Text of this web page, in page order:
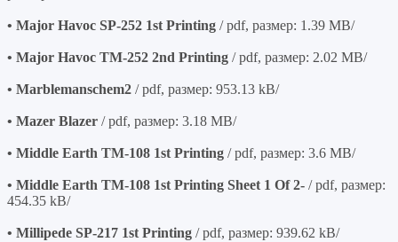
• Major Havoc SP-252 1st Printing / pdf, размер: 1.39 MB/
• Major Havoc TM-252 2nd Printing / pdf, размер: 2.02 MB/
• Marblemanschem2 / pdf, размер: 953.13 kB/
• Mazer Blazer / pdf, размер: 3.18 MB/
• Middle Earth TM-108 1st Printing / pdf, размер: 3.6 MB/
• Middle Earth TM-108 1st Printing Sheet 1 Of 2- / pdf, размер:
454.35 kB/
• Millipede SP-217 1st Printing / pdf, размер: 939.62 kB/